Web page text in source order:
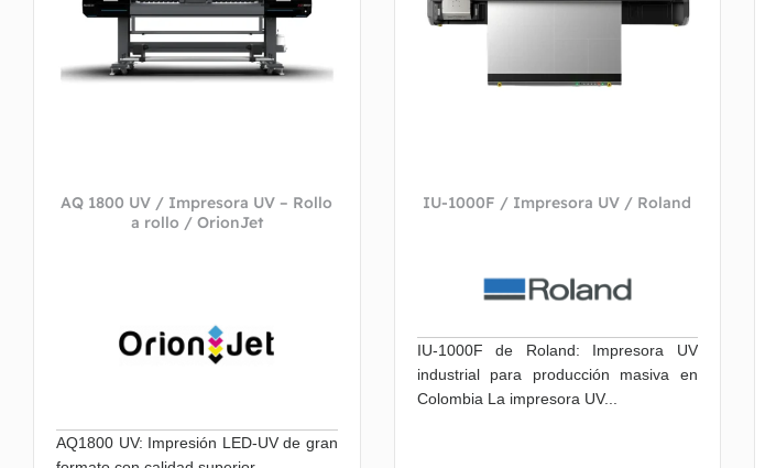
AQ 1800 UV / Impresora UV – Rollo
a rollo / OrionJet
AQ1800 UV: Impresión LED-UV de gran
IU-1000F / Impresora UV / Roland
IU-1000F de Roland: Impresora UV
industrial para producción masiva en
Colombia La impresora UV...